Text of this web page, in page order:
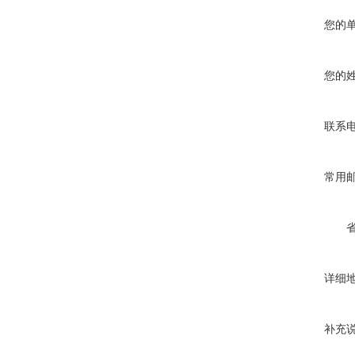
您的
您的
联系
常用
详细
补充